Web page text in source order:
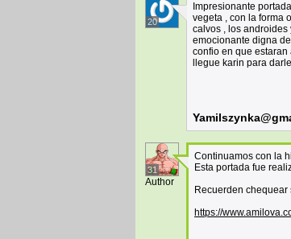
20
Impresionante
vegeta , con la forma
calvos , los
emocionante digna
confio en que
llegue karin para
31
Author
Continuamos con la
Esta portada fue
Recuerden
https://